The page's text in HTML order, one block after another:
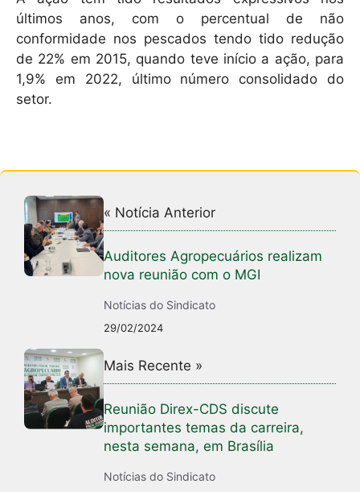
últimos anos, com o percentual de não
conformidade nos pescados tendo tido redução
de 22% em 2015, quando teve início a ação, para
1,9% em 2022, último número consolidado do
setor.
« Notícia Anterior
Auditores Agropecuários realizam
nova reunião com o MGI
Notícias do Sindicato
29/02/2024
Mais Recente »
Reunião Direx-CDS discute
importantes temas da carreira,
nesta semana, em Brasília
Notícias do Sindicato